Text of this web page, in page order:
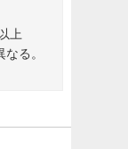
上
る。